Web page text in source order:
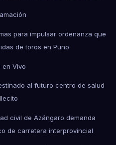
para impulsar ordenanza que
de toros en Puno
en Vivo
al futuro centro de salud
civil de Azángaro demanda
de carretera interprovincial